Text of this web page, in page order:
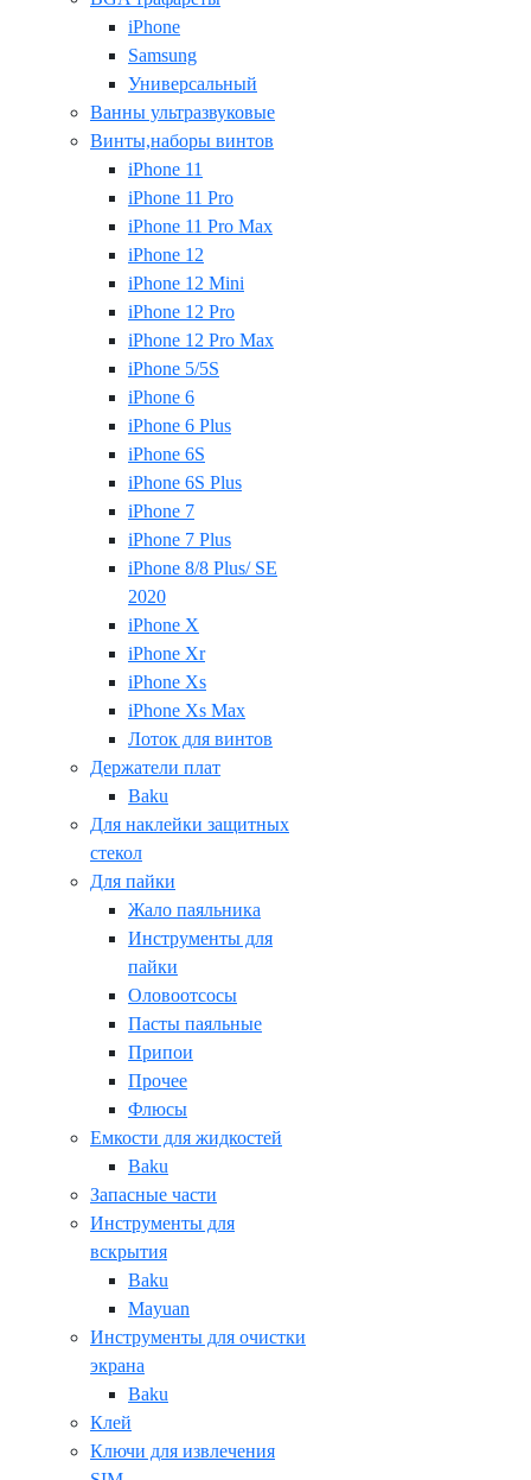
iPhone
Samsung
Универсальный
Ванны ультразвуковые
Винты,наборы винтов
iPhone 11
iPhone 11 Pro
iPhone 11 Pro Max
iPhone 12
iPhone 12 Mini
iPhone 12 Pro
iPhone 12 Pro Max
iPhone 5/5S
iPhone 6
iPhone 6 Plus
iPhone 6S
iPhone 6S Plus
iPhone 7
iPhone 7 Plus
iPhone 8/8 Plus/ SE
2020
iPhone X
iPhone Xr
iPhone Xs
iPhone Xs Max
Лоток для винтов
Держатели плат
Baku
Для наклейки защитных
стекол
Для пайки
Жало паяльника
Инструменты для
пайки
Оловоотсосы
Пасты паяльные
Припои
Прочее
Флюсы
Емкости для жидкостей
Baku
Запасные части
Инструменты для
вскрытия
Baku
Mayuan
Инструменты для очистки
экрана
Baku
Клей
Ключи для извлечения